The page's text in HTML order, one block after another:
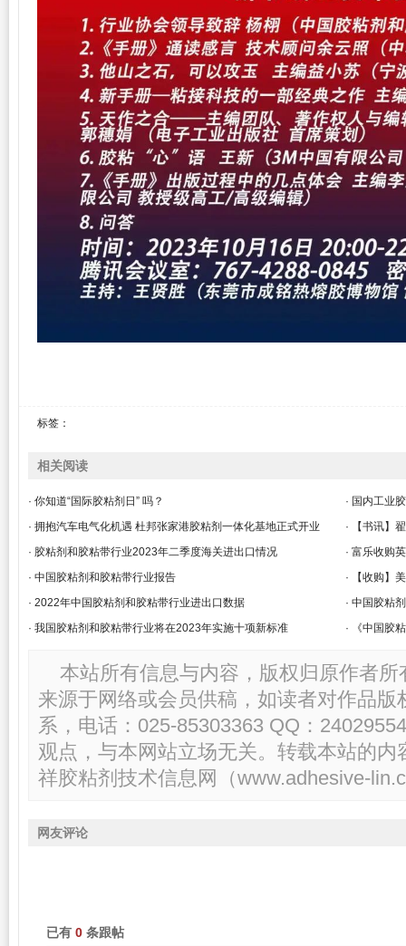
标签：
相关阅读
· 你知道“国际胶粘剂日” 吗？
· 国内工业
· 拥抱汽车电气化机遇 杜邦张家港胶粘剂一体化基地正式开业
· 【书讯】
· 胶粘剂和胶粘带行业2023年二季度海关进出口情况
· 富乐收购
· 中国胶粘剂和胶粘带行业报告
· 【收购】
· 2022年中国胶粘剂和胶粘带行业进出口数据
· 中国胶粘
· 我国胶粘剂和胶粘带行业将在2023年实施十项新标准
· 《中国胶
本站所有信息与内容，版权归原作者
来源于网络或会员供稿，如读者对作品
系，电话：025-85303363 QQ：
观点，与本网站立场无关。转载本站的
祥胶粘剂技术信息网（www.adhesive-
网友评论
已有 0 条跟帖